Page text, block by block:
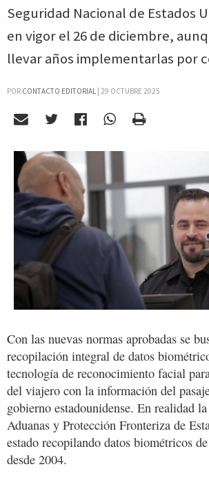
Seguridad Nacional de Estados
en vigor el 26 de diciembre,
llevar años implementarlas por
POR CONTACTO EDITORIAL| 29 OCTUBRE 2025
Con las nuevas normas aprobadas se
recopilación integral de datos
tecnología de reconocimiento facial
del viajero con la información del
gobierno estadounidense. En realidad
Aduanas y Protección Fronteriza de
estado recopilando datos biométricos
desde 2004.